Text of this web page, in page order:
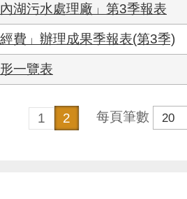
湖污水處理廠」第3季報表
費」辦理成果季報表(第3季)
一覽表
1 2 每頁筆數